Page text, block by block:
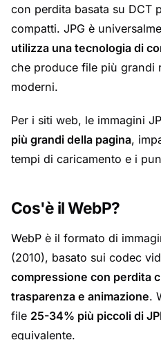
con perdita basata su DCT
compatti. JPG è
utilizza una tecnologia di
che produce file più grandi
moderni.
Per i siti web, le immagini
più grandi della pagina,
tempi di caricamento e i
Cos'è il WebP?
WebP è il formato di
(2010), basato sui codec
compressione con perdita
trasparenza e animazione.
file 25-34% più piccoli di
equivalente.